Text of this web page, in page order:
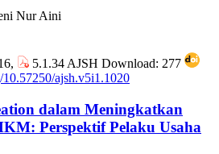
Nur Aini
5.1.34 AJSH Download: 277
ajsh.v5i1.1020
dalam Meningkatkan
Perspektif Pelaku Usaha